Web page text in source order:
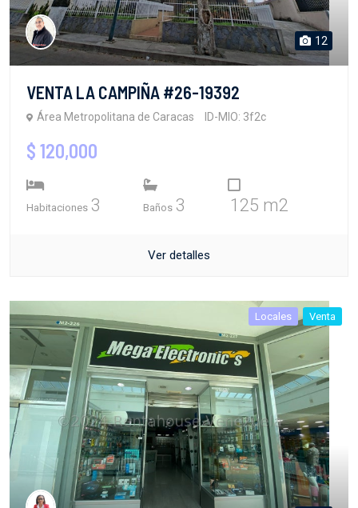
12
VENTA LA CAMPIÑA #26-19392
Área Metropolitana de Caracas ID-MIO: 3f2c
$ 120,000
Habitaciones 3 Baños 3 125 m2
Ver detalles
Locales Venta